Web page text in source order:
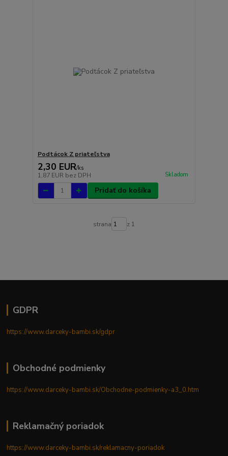
Podtácok Z priateľstva
2,30 EUR/ks
1,87 EUR bez DPH Skladom
Pridať do košíka
strana z 1
GDPR
https://www.darceky-bambi.sk/gdpr
Obchodné podmienky
https://www.darceky-bambi.sk/Obchodne-podmienky-a3_0.htm
Reklamačný poriadok
https://www.darceky-bambi.sk/reklamacny-poriadok